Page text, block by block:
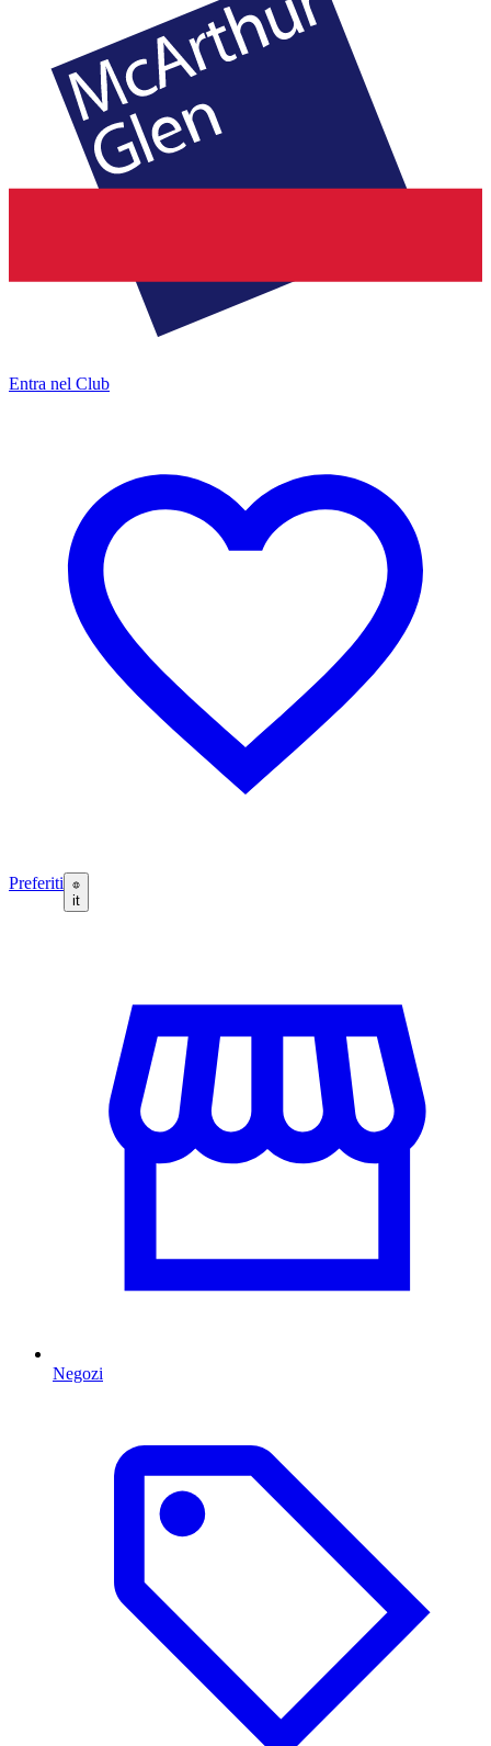
Entra nel Club
Preferiti
it
Negozi